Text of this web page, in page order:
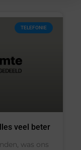
TELEFONIE
veel beter
was ons